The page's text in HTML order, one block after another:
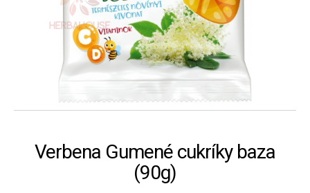
Verbena Gumené cukríky baza
(90g)